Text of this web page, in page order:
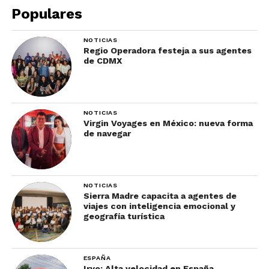
bordo del turibús.
6. Turibús
Foto: Barcelona City Tours / Qué hacer en Barcelona: Guía virtual
Tomar el autobús turístico es una estupenda
forma de conocer la ciudad por primera vez y
darte una idea de sus muchos atractivos.
dejamos una probadita de la experiencia.
Populares
NOTICIAS
Regio Operadora festeja a sus agentes
de CDMX
NOTICIAS
Virgin Voyages en México: nueva forma
de navegar
NOTICIAS
Sierra Madre capacita a agentes de
viajes con inteligencia emocional y
geografía turística
ESPAÑA